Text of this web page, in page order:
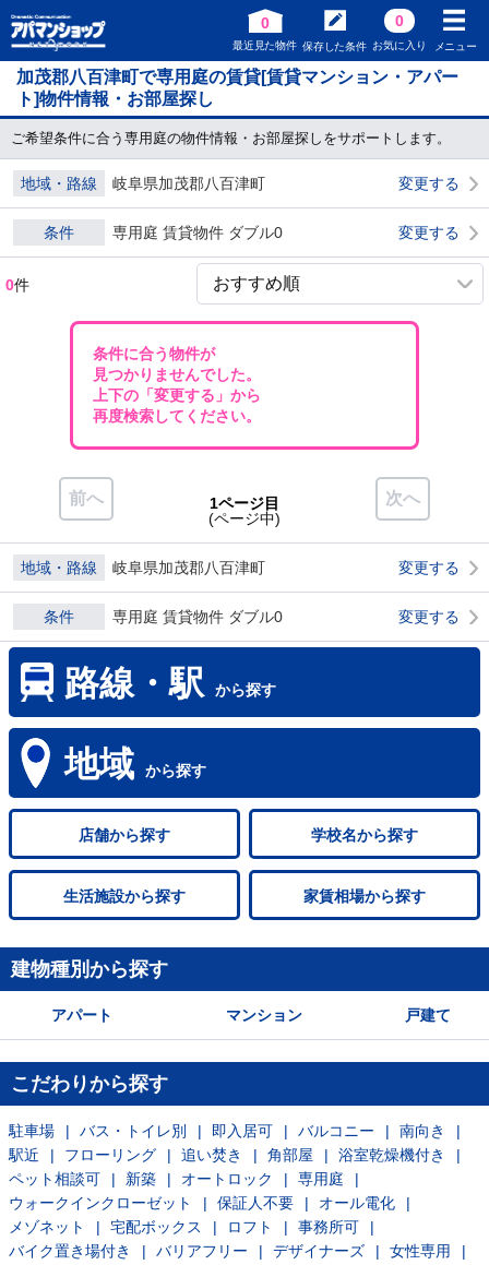
0
最近見た物件 保存した条件
0
お気に入り メニュー
加茂郡八百津町で専用庭の賃貸[賃貸マンション・アパー
ト]物件情報・お部屋探し
ご希望条件に合う専用庭の物件情報・お部屋探しをサポートします。
地域・路線 岐阜県加茂郡八百津町 変更する
条件 専用庭 賃貸物件 ダブル0 変更する
0件
条件に合う物件が
見つかりませんでした。
上下の「変更する」から
再度検索してください。
前へ 次へ
1ページ目
(ページ中)
地域・路線 岐阜県加茂郡八百津町 変更する
条件 専用庭 賃貸物件 ダブル0 変更する
路線・駅 から探す
地域 から探す
店舗から探す 学校名から探す
生活施設から探す 家賃相場から探す
建物種別から探す
アパート マンション 戸建て
こだわりから探す
駐車場 バス・トイレ別 即入居可 バルコニー
南向き
駅近
フローリング 追い焚き 角部屋
浴室乾燥機付き
ペット相談可
新築 オートロック
専用庭
ウォークインクローゼット
保証人不要
オール電化
メゾネット
宅配ボックス ロフト
事務所可
バイク置き場付き
バリアフリー デザイナーズ
女性専用